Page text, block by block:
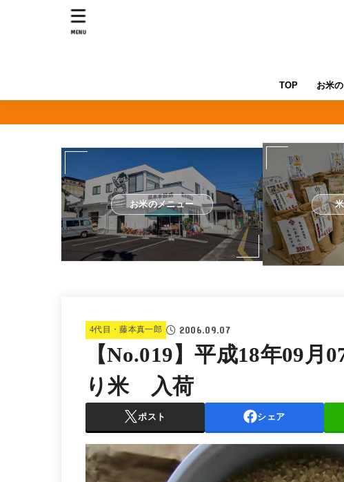
TOP お米
MENU
お米のメニュー
4代目・藤本真一郎 2006.09.07
【No.019】平成18年09
り米 入荷
ポスト シェア